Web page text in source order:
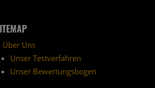
Über Uns
Unser Testverfahren
Unser Bewertungsbogen